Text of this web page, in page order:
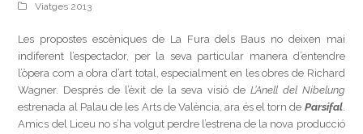
Viatges 2013
Les propostes escèniques de La Fura dels Baus no deixen mai
indiferent l’espectador, per la seva particular manera d’entendre
l’òpera com a obra d’art total, especialment en les obres de Richard
Wagner. Després de l’èxit de la seva visió de L’Anell del Nibelung
estrenada al Palau de les Arts de València, ara és el torn de Parsifal.
Amics del Liceu no s’ha volgut perdre l’estrena de la nova producció